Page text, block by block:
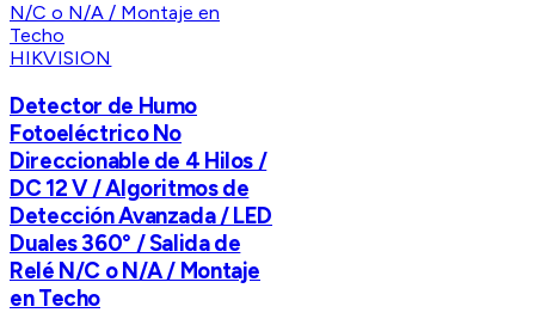
HIKVISION
Detector de Humo
Fotoeléctrico No
Direccionable de 4 Hilos /
DC 12 V / Algoritmos de
Detección Avanzada / LED
Duales 360° / Salida de
Relé N/C o N/A / Montaje
en Techo